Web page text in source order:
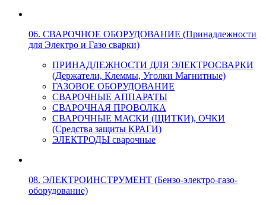
06. СВАРОЧНОЕ ОБОРУДОВАНИЕ (Принадлежности
для Электро и Газо сварки)
ПРИНАДЛЕЖНОСТИ ДЛЯ ЭЛЕКТРОСВАРКИ
(Держатели, Клеммы, Уголки Магнитные)
ГАЗОВОЕ ОБОРУДОВАНИЕ
СВАРОЧНЫЕ АППАРАТЫ
СВАРОЧНАЯ ПРОВОЛКА
СВАРОЧНЫЕ МАСКИ (ЩИТКИ), ОЧКИ
(Средства защиты КРАГИ)
ЭЛЕКТРОДЫ сварочные
08. ЭЛЕКТРОИНСТРУМЕНТ (Бензо-электро-газо-
оборудование)